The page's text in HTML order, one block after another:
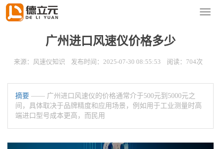
导
您的位置：首页
广州进口风速仪价格多少
来源：风速仪知识 发布时间：2025-07-30 08:55:53 阅读：704次
摘要 —— 广州进口风速仪的价格通常介于500元到5000元之
间，具体取决于品牌精度和应用场景，例如用于工业测量时高
端进口型号成本更高，而民用